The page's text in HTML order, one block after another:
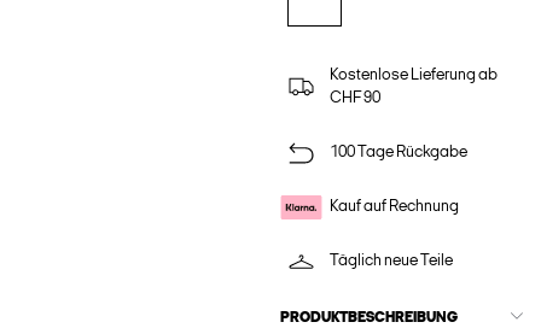
Kostenlose Lieferung ab
CHF 90
100 Tage Rückgabe
Kauf auf Rechnung
Täglich neue Teile
PRODUKTBESCHREIBUNG